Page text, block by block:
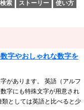
検索 ストーリー 使い方
字やおしゃれな数字を
があります。 英語（アルフ
字にも特殊文字が用意され
としては英語と比べると少